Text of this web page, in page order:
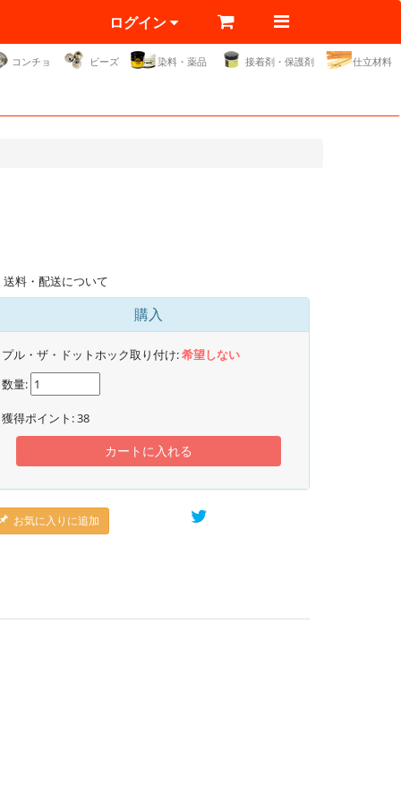
ログイン
コンチョ ビーズ 染料・薬品 接着剤・保護剤 仕立材料
送料・配送について
購入
プル・ザ・ドットホック取り付け:希望しない
数量:
獲得ポイント:38
カートに入れる
お気に入りに追加